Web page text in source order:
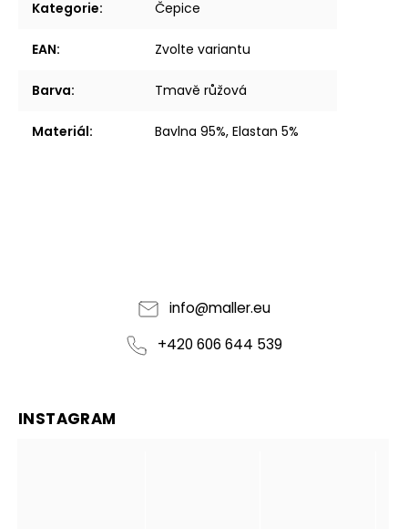
Kategorie: Čepice
EAN: Zvolte variantu
Barva: Tmavě růžová
Materiál: Bavlna 95%, Elastan 5%
info@maller.eu
+420 606 644 539
INSTAGRAM